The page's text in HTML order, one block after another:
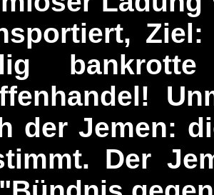
bankrotte
der Jemen:
Der